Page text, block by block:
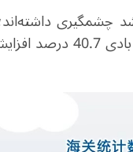
درصد، باتری‌های لیتیومی